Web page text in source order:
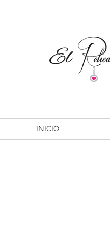
INICIO